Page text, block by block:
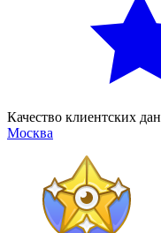
Качество клиентских
Москва